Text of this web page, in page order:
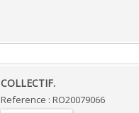
‎COLLECTIF.‎
Reference : RO20079066